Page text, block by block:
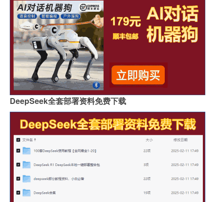
DeepSeek全套部署资料免费下载